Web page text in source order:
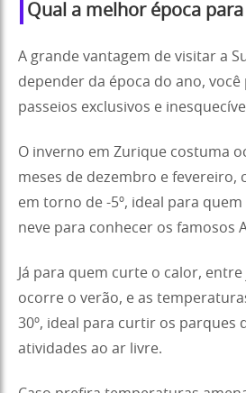
Qual a melhor época
A grande vantagem de visitar a
depender da época do ano,
passeios exclusivos e
O inverno em Zurique costuma
meses de dezembro e fevereiro,
em torno de -5º, ideal para
neve para conhecer os famosos
Já para quem curte o calor,
ocorre o verão, e as
30º, ideal para curtir os parques
atividades ao ar livre.